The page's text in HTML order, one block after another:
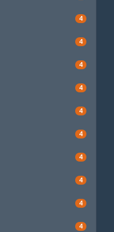
4
4
4
4
4
4
4
4
4
4